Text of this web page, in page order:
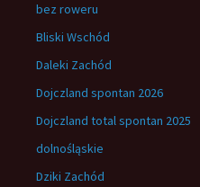
bez roweru
Bliski Wschód
Daleki Zachód
Dojczland spontan 2026
Dojczland total spontan 2025
dolnośląskie
Dziki Zachód